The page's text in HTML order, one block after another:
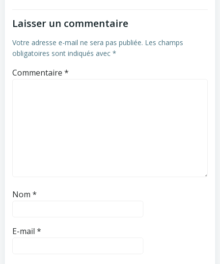
Laisser un commentaire
Votre adresse e-mail ne sera pas publiée. Les champs
obligatoires sont indiqués avec *
Commentaire *
Nom *
E-mail *